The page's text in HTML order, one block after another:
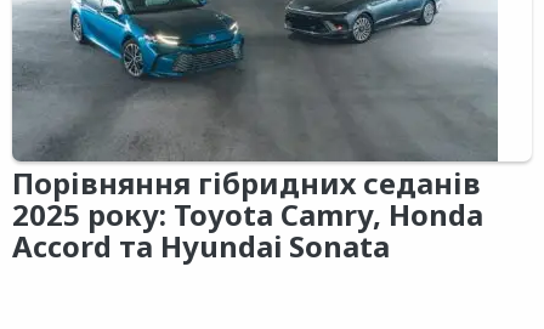
Порівняння гібридних седанів
2025 року: Toyota Camry, Honda
Accord та Hyundai Sonata